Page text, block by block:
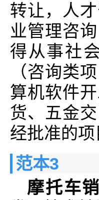
转让，人
业管理咨
得从事社
（咨询类
算机软件
货、五金
经批准的
范本3
摩托车